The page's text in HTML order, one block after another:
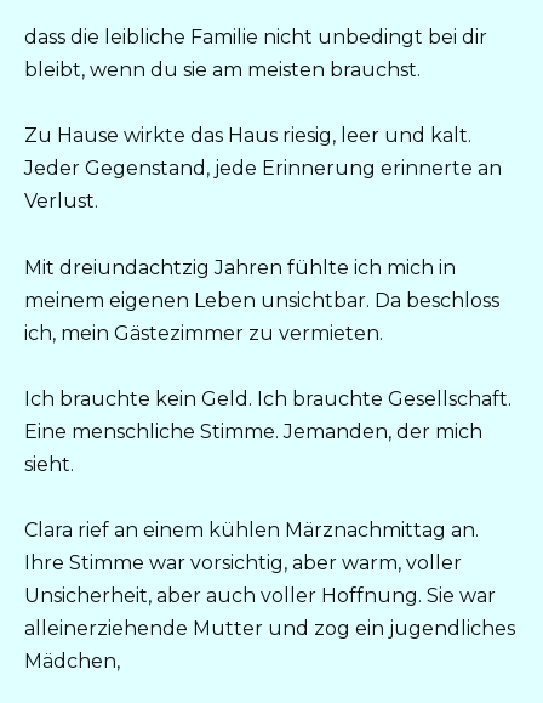
dass die leibliche Familie nicht unbedingt bei dir
bleibt, wenn du sie am meisten brauchst.
Zu Hause wirkte das Haus riesig, leer und kalt.
Jeder Gegenstand, jede Erinnerung erinnerte an
Verlust.
Mit dreiundachtzig Jahren fühlte ich mich in
meinem eigenen Leben unsichtbar. Da beschloss
ich, mein Gästezimmer zu vermieten.
Ich brauchte kein Geld. Ich brauchte Gesellschaft.
Eine menschliche Stimme. Jemanden, der mich
sieht.
Clara rief an einem kühlen Märznachmittag an.
Ihre Stimme war vorsichtig, aber warm, voller
Unsicherheit, aber auch voller Hoffnung. Sie war
alleinerziehende Mutter und zog ein jugendliches
Mädchen,